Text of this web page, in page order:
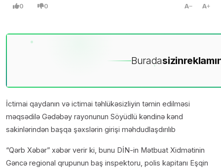
0 0 A A
Buradasizin
İctimai qaydanın və ictimai təhlükəsizliyin təmin edilməsi
məqsədilə Gədəbəy rayonunun Söyüdlü kəndinə kənd
sakinlərindən başqa şəxslərin girişi məhdudlaşdırılıb
“Qərb Xəbər” xəbər verir ki, bunu DİN-in Mətbuat Xidmətinin
Gəncə regional qrupunun baş inspektoru, polis kapitanı Eşqin